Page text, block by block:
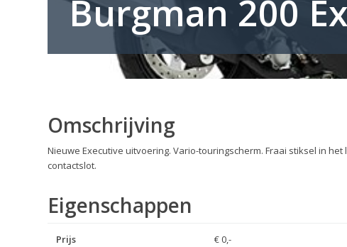
Burgman 200
Omschrijving
Nieuwe Executive uitvoering. Vario-touringscherm. Fraai stiksel in
contactslot.
Eigenschappen
Prijs € 0,-